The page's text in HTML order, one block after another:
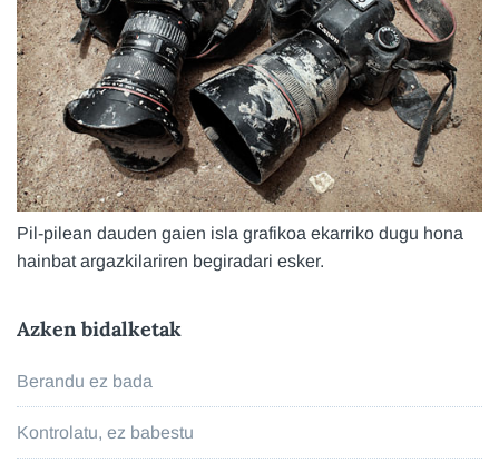
Pil-pilean dauden gaien isla grafikoa ekarriko dugu hona
hainbat argazkilariren begiradari esker.
Azken bidalketak
Berandu ez bada
Kontrolatu, ez babestu